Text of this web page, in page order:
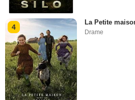
4
La Petite
Drame